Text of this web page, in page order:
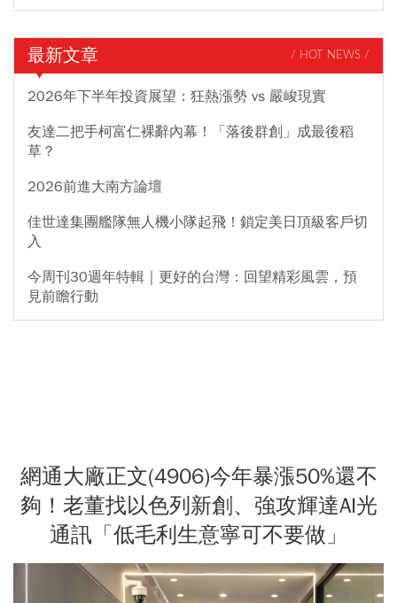
最新文章 / HOT NEWS /
2026年下半年投資展望：狂熱漲勢 vs 嚴峻現實
友達二把手柯富仁裸辭內幕！「落後群創」成最後稻
草？
2026前進大南方論壇
佳世達集團艦隊無人機小隊起飛！鎖定美日頂級客戶切
入
今周刊30週年特輯｜更好的台灣：回望精彩風雲，預
見前瞻行動
網通大廠正文(4906)今年暴漲50%還不
夠！老董找以色列新創、強攻輝達AI光
通訊「低毛利生意寧可不要做」